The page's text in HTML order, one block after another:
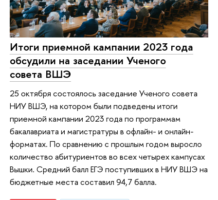
Итоги приемной кампании 2023 года
обсудили на заседании Ученого
совета ВШЭ
25 октября состоялось заседание Ученого совета
НИУ ВШЭ, на котором были подведены итоги
приемной кампании 2023 года по программам
бакалавриата и магистратуры в офлайн- и онлайн-
форматах. По сравнению с прошлым годом выросло
количество абитуриентов во всех четырех кампусах
Вышки. Средний балл ЕГЭ поступивших в НИУ ВШЭ на
бюджетные места составил 94,7 балла.